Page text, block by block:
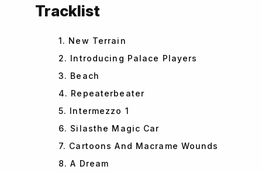
Tracklist
1. New Terrain
2. Introducing Palace Players
3. Beach
4. Repeaterbeater
5. Intermezzo 1
6. Silasthe Magic Car
7. Cartoons And Macrame Wounds
8. A Dream